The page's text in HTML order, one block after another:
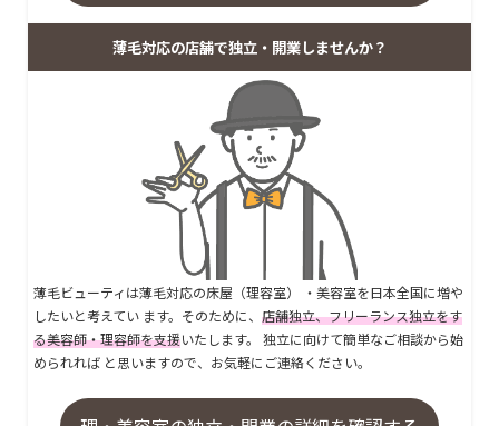
薄毛対応の店舗で独立・開業しませんか？
薄毛ビューティは薄毛対応の床屋（理容室） ・美容室を日本全国に増や
したいと考えてい ます。そのために、 店舗独立、フリーランス独立をす
る美容師・理容師を支援いたします。 独立に向けて簡単なご相談から始
められれば と思いますので、お気軽にご連絡ください。